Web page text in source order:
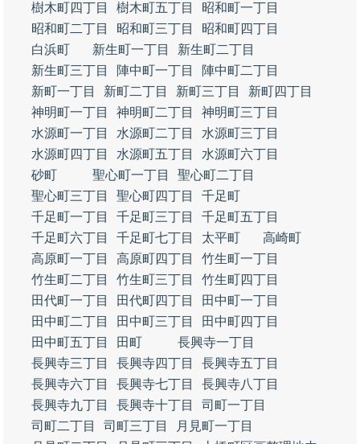
樹木町四丁目
樹木町五丁目
昭和町一丁目
昭和町二丁目
昭和町三丁目
昭和町四丁目
白浜町
新生町一丁目
新生町二丁目
新生町三丁目
陣中町一丁目
陣中町二丁目
新町一丁目
新町二丁目 新町三丁目
新町四丁目
神明町一丁目
神明町二丁目
神明町三丁目
水源町一丁目
水源町二丁目
水源町三丁目
水源町四丁目
水源町五丁目
水源町六丁目
砂町
聖心町一丁目
聖心町二丁目
聖心町三丁目
聖心町四丁目
千足町
千足町一丁目
千足町三丁目
千足町五丁目
千足町六丁目
千足町七丁目 太平町
高崎町
高原町一丁目
高原町四丁目
竹生町一丁目
竹生町二丁目
竹生町三丁目
竹生町四丁目
田代町一丁目
田代町四丁目
田中町一丁目
田中町二丁目
田中町三丁目
田中町四丁目
田中町五丁目
田町
長興寺一丁目
長興寺三丁目
長興寺四丁目
長興寺五丁目
長興寺六丁目
長興寺七丁目
長興寺八丁目
長興寺九丁目
長興寺十丁目
司町一丁目
司町二丁目
司町三丁目
月見町一丁目